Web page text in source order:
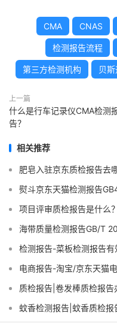
CMA CNAS
检测报告流程
第三方检测机构 贝斯
上一篇
什么是行车记录仪CMA检测
告？
相关推荐
肥皂入驻京东质检报告去
熨斗京东天猫检测报告
项目评审质检报告是什么
海带质量检测报告GB/T
检测报告-菜板检测报告有
电商报告-淘宝/京东天猫
质检报告|卷发棒质检报告
蚊香检测报告|蚊香质检